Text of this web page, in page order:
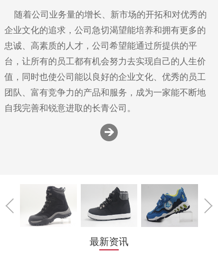
随着公司业务量的增长、新市场的开拓和对优秀的
企业文化的追求，公司急切渴望能培养和拥有更多的
忠诚、高素质的人才，公司希望能通过所提供的平
台，让所有的员工都有机会努力去实现自己的人生价
值，同时也使公司能以良好的企业文化、优秀的员工
团队、富有竞争力的产品和服务，成为一家能不断地
自我完善和锐意进取的长青公司。
最新资讯